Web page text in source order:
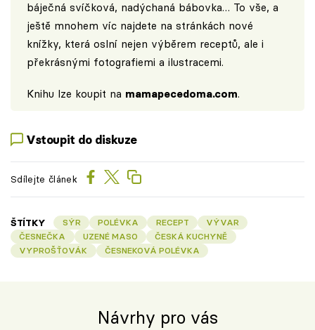
báječná svíčková, nadýchaná bábovka… To vše, a
ještě mnohem víc najdete na stránkách nové
knížky, která oslní nejen výběrem receptů, ale i
překrásnými fotografiemi a ilustracemi.
Knihu lze koupit na mamapecedoma.com.
Vstoupit do diskuze
Sdílejte článek
ŠTÍTKY SÝR POLÉVKA RECEPT
VÝVAR
ČESNEČKA
UZENÉ MASO
ČESKÁ KUCHYNĚ
VYPROŠŤOVÁK
ČESNEKOVÁ POLÉVKA
Návrhy pro vás